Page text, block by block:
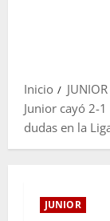
Inicio
JUNIOR
Junior cayó 2-
dudas en la
JUNIOR